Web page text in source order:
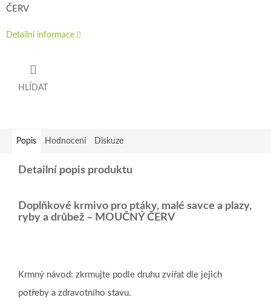
ČERV
Detailní informace
HLÍDAT
Popis Hodnocení Diskuze
Detailní popis produktu
Doplňkové krmivo pro ptáky, malé savce a plazy,
ryby a drůbež – MOUČNÝ ČERV
Krmný návod: zkrmujte podle druhu zvířat dle jejich
potřeby a zdravotního stavu.